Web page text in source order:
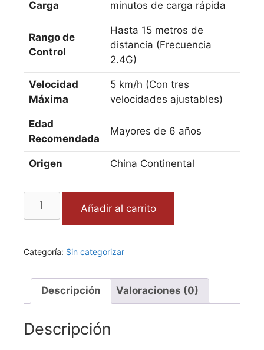
Carga
minutos de carga rápida
Rango de
Control
Hasta 15 metros de
distancia (Frecuencia
2.4G)
Velocidad
Máxima
5 km/h (Con tres
velocidades ajustables)
Edad
Recomendada
Mayores de 6 años
Origen China Continental
Añadir al carrito
Categoría: Sin categorizar
Descripción Valoraciones (0)
Descripción